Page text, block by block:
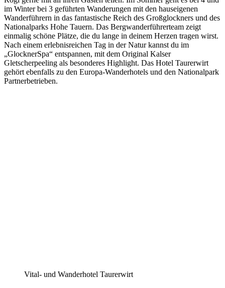
im Winter bei 3 geführten Wanderungen mit den hauseigenen
Wanderführern in das fantastische Reich des Großglockners und des
Nationalparks Hohe Tauern. Das Bergwanderführerteam zeigt
einmalig schöne Plätze, die du lange in deinem Herzen tragen wirst.
Nach einem erlebnisreichen Tag in der Natur kannst du im
„GlocknerSpa“ entspannen, mit dem Original Kalser
Gletscherpeeling als besonderes Highlight. Das Hotel Taurerwirt
gehört ebenfalls zu den Europa-Wanderhotels und den Nationalpark
Partnerbetrieben.
Vital- und Wanderhotel Taurerwirt